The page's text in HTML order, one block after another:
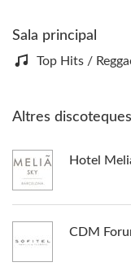
Sala principal
Top Hits /
Altres
Hotel
CDM